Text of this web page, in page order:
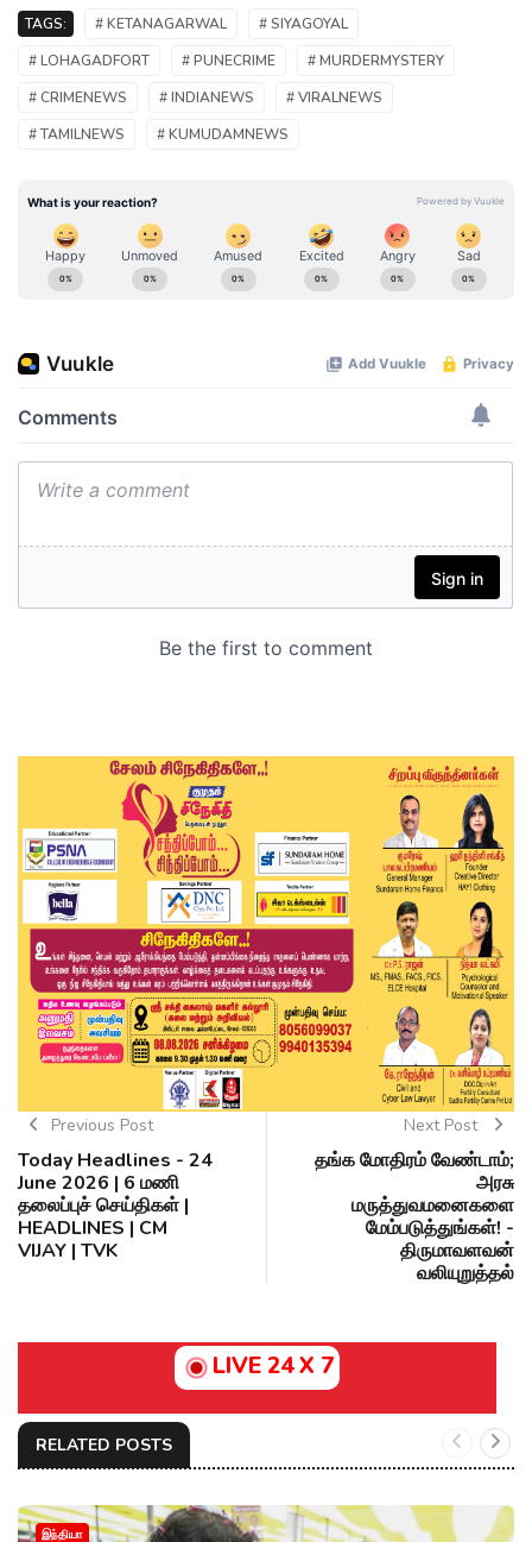
TAGS: # KETANAGARWAL
# SIYAGOYAL
# LOHAGADFORT
# PUNECRIME
# MURDERMYSTERY
# CRIMENEWS
# INDIANEWS
# VIRALNEWS
# TAMILNEWS
# KUMUDAMNEWS
Previous Post
Today Headlines - 24
June 2026 | 6 மணி
தலைப்புச் செய்திகள் |
HEADLINES | CM
VIJAY | TVK
Next Post
தங்க மோதிரம் வேண்டாம்;
அரசு
மருத்துவமனைகளை
மேம்படுத்துங்கள்! -
திருமாவளவன்
வலியுறுத்தல்
LIVE 24 X 7
RELATED POSTS
இந்தியா